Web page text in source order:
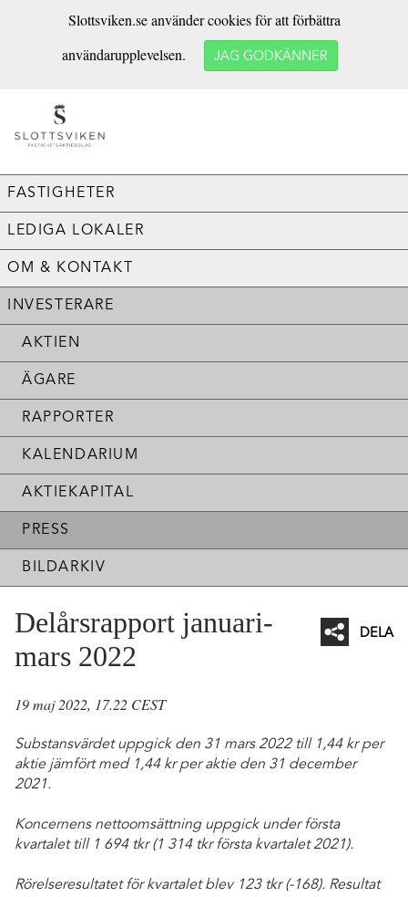
Slottsviken.se använder cookies för att förbättra
användarupplevelsen.
JAG GODKÄNNER
FASTIGHETER
LEDIGA LOKALER
OM & KONTAKT
INVESTERARE
AKTIEN
ÄGARE
RAPPORTER
KALENDARIUM
AKTIEKAPITAL
PRESS
BILDARKIV
DELA
Delårsrapport januari-
mars 2022
19 maj 2022, 17.22 CEST
Substansvärdet uppgick den 31 mars 2022 till 1,44 kr per
aktie jämfört med 1,44 kr per aktie den 31 december
2021.
Koncernens nettoomsättning uppgick under första
kvartalet till 1 694 tkr (1 314 tkr första kvartalet 2021).
Rörelseresultatet för kvartalet blev 123 tkr (-168). Resultat